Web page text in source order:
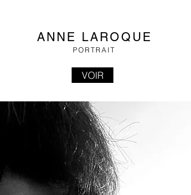
ANNE LAROQUE
PORTRAIT
VOIR